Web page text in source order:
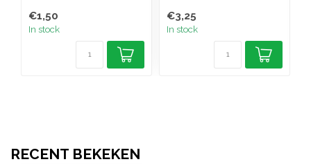
€1,50
In stock
€3,25
In stock
RECENT BEKEKEN